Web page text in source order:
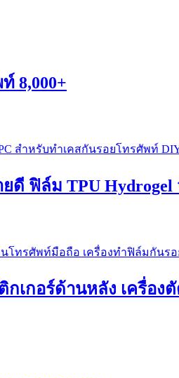
8,000+
ดี ฟิล์ม TPU
กเกอร์ด้านหลัง เครื่